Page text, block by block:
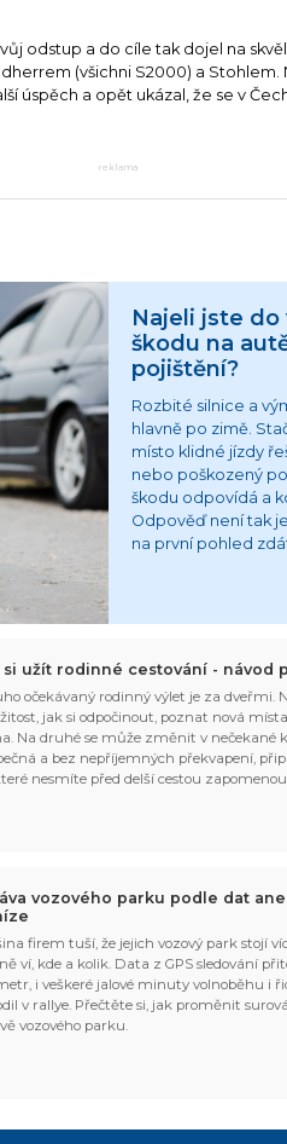
odstup a do cíle tak dojel na
(všichni S2000) a Stohlem.
úspěch a opět ukázal, že se v
reklama
Najeli jste do
škodu na
pojištění?
Rozbité silnice a
hlavně po zimě.
místo klidné jízdy
nebo poškozený
škodu odpovídá a
Odpověď není tak
na první pohled
si užít rodinné cestování - návod
očekávaný rodinný výlet je za dveřmi.
jak si odpočinout, poznat nová
Na druhé se může změnit v nečekané
a bez nepříjemných překvapení,
nesmíte před delší cestou
vozového parku podle dat
firem tuší, že jejich vozový park stojí
ví, kde a kolik. Data z GPS sledování
i veškeré jalové minuty volnoběhu i
v rallye. Přečtěte si, jak proměnit
vozového parku.